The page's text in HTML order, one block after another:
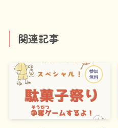
関連記事